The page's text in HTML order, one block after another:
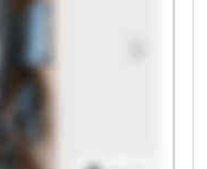
Pressen GmbH